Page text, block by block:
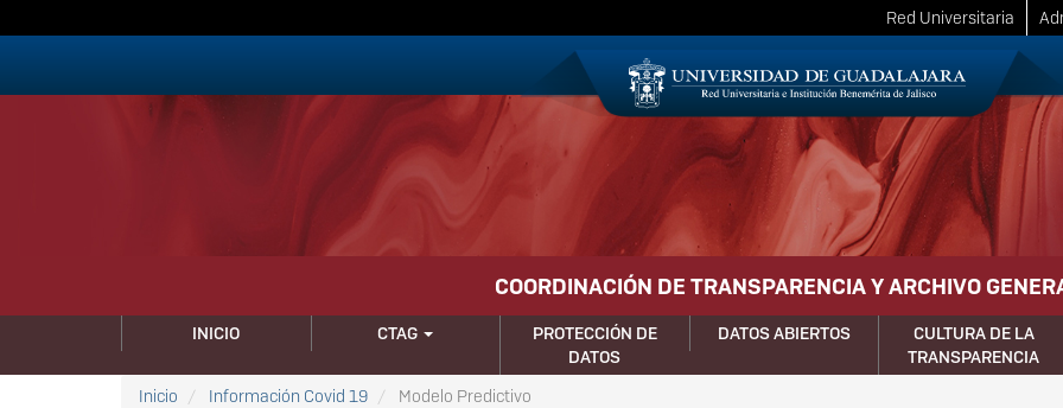
al
Red Universitaria
COORDINACIÓN DE TRANSPARENCIA Y ARCHIVO
NAVEGACIÓN
PRINCIPAL
INICIO CTAG
PROTECCIÓN DE
DATOS
DATOS ABIERTOS
CULTURA DE LA
TRANSPARENCIA
Inicio
Información Covid 19 Modelo Predictivo